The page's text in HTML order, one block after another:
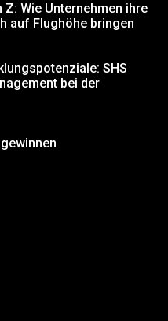
Wie Unternehmen ihre
auf Flughöhe bringen
SHS
bei der